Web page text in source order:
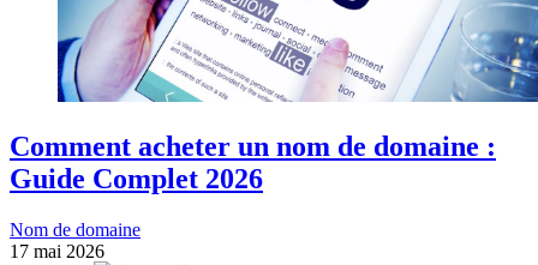
Comment acheter un nom de domaine :
Guide Complet 2026
Nom de domaine
17 mai 2026